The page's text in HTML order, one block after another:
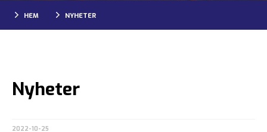
HEM NYHETER
Nyheter
2022-10-25